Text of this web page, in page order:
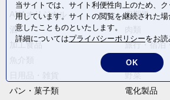
ANAオリジナル
定期便
酒
加工食品
旅行・宿泊
麺類
野菜
パン・菓子類
電化製品
当サイトでは、サイト利便性向上のため、
用しています。サイトの閲覧を継続された
意したことものといたします。
詳細についてはプライバシーポリシーをお読
OK